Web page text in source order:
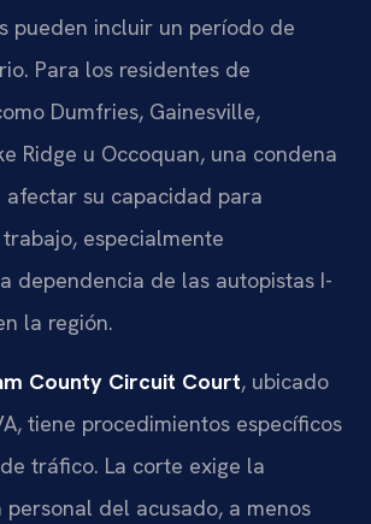
pueden incluir un período de
Para los residentes de
Dumfries, Gainesville,
Ridge u Occoquan, una condena
su capacidad para
especialmente
dependencia de las autopistas I-
la región.
County Circuit Court, ubicado
tiene procedimientos específicos
tráfico. La corte exige la
personal del acusado, a menos